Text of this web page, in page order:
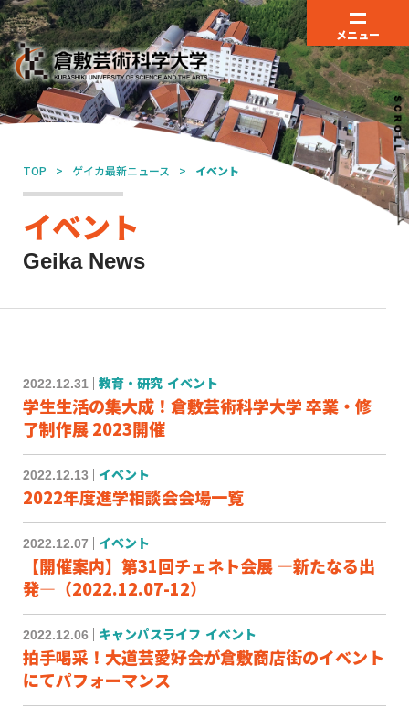
メニュー
TOP ゲイカ最新ニュース イベント
イベント
Geika News
2022.12.31 教育・研究 イベント
学生生活の集大成！倉敷芸術科学大学 卒業・修
了制作展 2023開催
2022.12.13 イベント
2022年度進学相談会会場一覧
2022.12.07 イベント
【開催案内】第31回チェネト会展 ―新たなる出
発―（2022.12.07-12）
2022.12.06 キャンパスライフ イベント
拍手喝采！大道芸愛好会が倉敷商店街のイベント
にてパフォーマンス